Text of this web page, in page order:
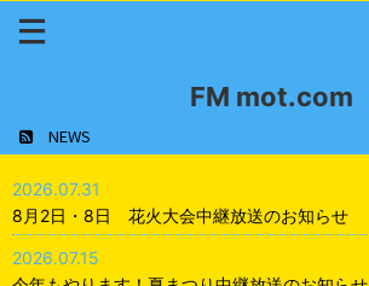
FM mot.com
NEWS
2026.07.31
8月2日・8日 花火大会中継放送のお知らせ
2026.07.15